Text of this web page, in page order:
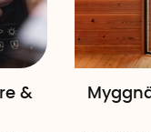
Hackit
förenklar
&